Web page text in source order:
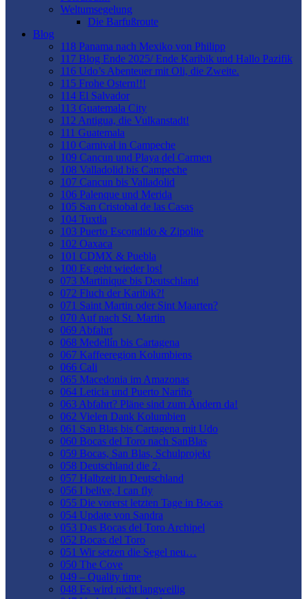
Weltumsegelung
Die Barfußroute
Blog
118 Panama nach Mexiko von Philipp
117 Blog Ende 2025/ Ende Karibik und Hallo Pazifik
116 Udo’s Abenteuer mit Oli, die Zweite.
115 Frohe Ostern!!!
114 El Salvador
113 Guatemala City
112 Antigua, die Vulkanstadt!
111 Guatemala
110 Carnival in Campeche
109 Cancun und Playa del Carmen
108 Valladolid bis Campeche
107 Cancun bis Valladolid
106 Palenque und Merida
105 San Cristobal de las Casas
104 Tuxtla
103 Puerto Escondido & Zipolite
102 Oaxaca
101 CDMX & Puebla
100 Es geht wieder los!
073 Martinique bis Deutschland
072 Fluch der Karibik?!
071 Saint Martin oder Sint Maarten?
070 Auf nach St. Martin
069 Abfahrt
068 Medellín bis Cartagena
067 Kaffeeregion Kolumbiens
066 Cali
065 Macedonia im Amazonas
064 Leticia und Puerto Nariño
063 Abfahrt? Pläne sind zum Ändern da!
062 Vielen Dank Kolumbien
061 San Blas bis Cartagena mit Udo
060 Bocas del Toro nach SanBlas
059 Bocas, San Blas, Schulprojekt
058 Deutschland die 2.
057 Halbzeit in Deutschland
056 I belive, I can fly
055 Die vorerst letzten Tage in Bocas
054 Update von Sandra
053 Das Bocas del Toro Archipel
052 Bocas del Toro
051 Wir setzen die Segel neu…
050 The Cove
049 – Quality time
048 Es wird nicht langweilig